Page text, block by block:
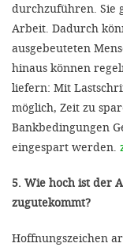
durchzuführen. Sie
Arbeit. Dadurch
ausgebeuteten
hinaus können
liefern: Mit
möglich, Zeit zu
Bankbedingungen
eingespart werden.
5. Wie hoch ist der
zugutekommt?
Hoffnungszeichen